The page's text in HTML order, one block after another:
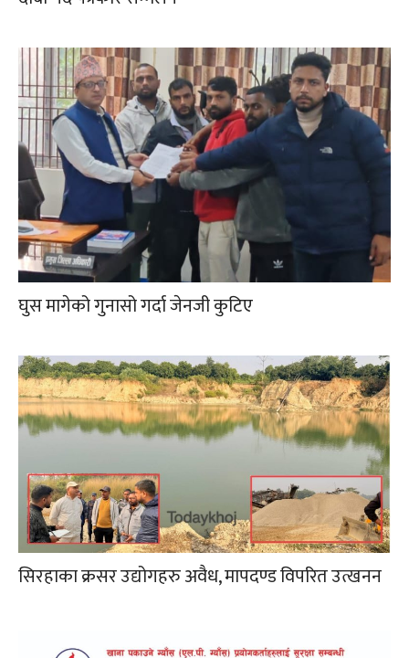
घुस मागेको गुनासो गर्दा जेनजी कुटिए
सिरहाका क्रसर उद्योगहरु अवैध, मापदण्ड विपरित उत्खनन